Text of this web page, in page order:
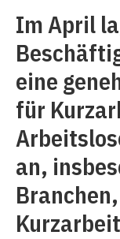
Im April
eine
für
an,